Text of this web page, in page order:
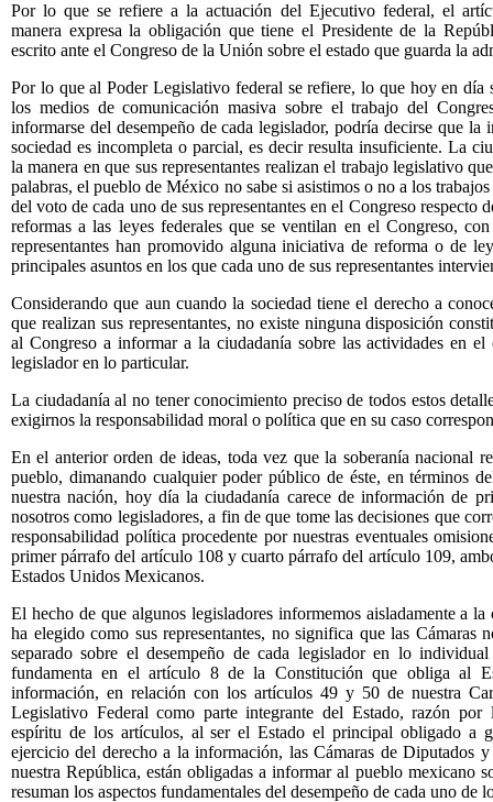
Por lo que se refiere a la actuación del Ejecutivo federal, el
manera expresa la obligación que tiene el Presidente de la
escrito ante el Congreso de la Unión sobre el estado que guarda la
Por lo que al Poder Legislativo federal se refiere, lo que hoy en día
los medios de comunicación masiva sobre el trabajo del
informarse del desempeño de cada legislador, podría decirse que
sociedad es incompleta o parcial, es decir resulta insuficiente. La
la manera en que sus representantes realizan el trabajo legislativo
palabras, el pueblo de México no sabe si asistimos o no a los
del voto de cada uno de sus representantes en el Congreso respecto
reformas a las leyes federales que se ventilan en el Congreso,
representantes han promovido alguna iniciativa de reforma o de
principales asuntos en los que cada uno de sus representantes
Considerando que aun cuando la sociedad tiene el derecho a
que realizan sus representantes, no existe ninguna disposición
al Congreso a informar a la ciudadanía sobre las actividades en
legislador en lo particular.
La ciudadanía al no tener conocimiento preciso de todos estos
exigirnos la responsabilidad moral o política que en su caso
En el anterior orden de ideas, toda vez que la soberanía nacional
pueblo, dimanando cualquier poder público de éste, en términos
nuestra nación, hoy día la ciudadanía carece de información de
nosotros como legisladores, a fin de que tome las decisiones que
responsabilidad política procedente por nuestras eventuales
primer párrafo del artículo 108 y cuarto párrafo del artículo 109,
Estados Unidos Mexicanos.
El hecho de que algunos legisladores informemos aisladamente a
ha elegido como sus representantes, no significa que las Cámaras
separado sobre el desempeño de cada legislador en lo
fundamenta en el artículo 8 de la Constitución que obliga al
información, en relación con los artículos 49 y 50 de nuestra
Legislativo Federal como parte integrante del Estado, razón por
espíritu de los artículos, al ser el Estado el principal obligado a
ejercicio del derecho a la información, las Cámaras de Diputados
nuestra República, están obligadas a informar al pueblo mexicano
resuman los aspectos fundamentales del desempeño de cada uno de